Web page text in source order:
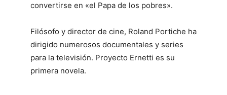
convertirse en «el Papa de los pobres».
Filósofo y director de cine, Roland Portiche ha
dirigido numerosos documentales y series
para la televisión. Proyecto Ernetti es su
primera novela.